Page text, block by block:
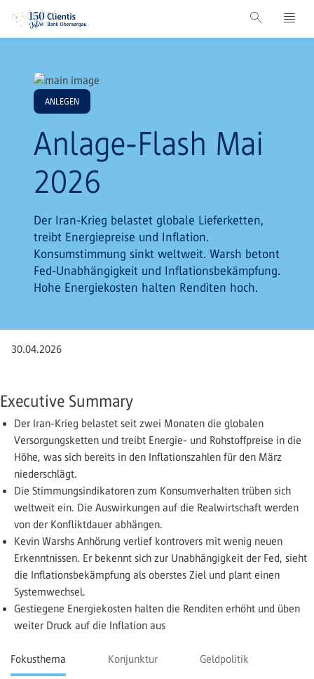
ANLEGEN
Anlage-Flash Mai
2026
Der Iran-Krieg belastet globale Lieferketten,
treibt Energiepreise und Inflation.
Konsumstimmung sinkt weltweit. Warsh betont
Fed-Unabhängigkeit und Inflationsbekämpfung.
Hohe Energiekosten halten Renditen hoch.
30.04.2026
Executive Summary
Der Iran-Krieg belastet seit zwei Monaten die globalen
Versorgungsketten und treibt Energie- und Rohstoffpreise in die
Höhe, was sich bereits in den Inflationszahlen für den März
niederschlägt.
Die Stimmungsindikatoren zum Konsumverhalten trüben sich
weltweit ein. Die Auswirkungen auf die Realwirtschaft werden
von der Konfliktdauer abhängen.
Kevin Warshs Anhörung verlief kontrovers mit wenig neuen
Erkenntnissen. Er bekennt sich zur Unabhängigkeit der Fed, sieht
die Inflationsbekämpfung als oberstes Ziel und plant einen
Systemwechsel.
Gestiegene Energiekosten halten die Renditen erhöht und üben
weiter Druck auf die Inflation aus
Fokusthema Konjunktur Geldpolitik